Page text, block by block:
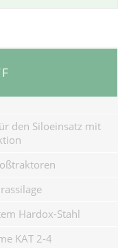
den Siloeinsatz mit
Hardox-Stahl
KAT 2-4